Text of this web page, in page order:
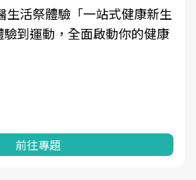
生活祭體驗「一站式健康新生
到運動，全面啟動你的健康
前往專題